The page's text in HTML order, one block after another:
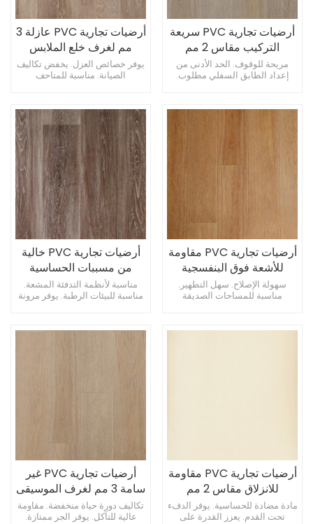
أرضيات تجارية PVC عازلة 3
مم لغرف خلع الملابس
يوفر خصائص العزل. يخفض تكاليف
الصيانة. مناسبة للمتاحف
أرضيات تجارية PVC سريعة
التركيب مقاس 2 مم
للحمامات
مريحة للوقوف. الحد الأدنى من
إعداد الطابق السفلي مطلوب.
أرضيات تجارية PVC خالية
من مسببات الحساسية
مقاس 3 مم لمختبرات
الكمبيوتر
مناسبة لأنظمة التدفئة المشعة.
مناسبة للبيئات الرطبة. يوفر مرونة
أرضيات تجارية PVC مقاومة
للأشعة فوق البنفسجية
بسمك 2 مم لغرف الفن
سهولة الإصلاح. سهل التطهير.
مناسبة للمساحات الصديقة
أرضيات تجارية PVC غير
سامة 3 مم لغرف الموسيقى
تكاليف دورة حياة منخفضة. مقاومة
عالية للتآكل. يوفر الجر ممتازة.
أرضيات تجارية PVC مقاومة
للانزلاق مقاس 2 مم
للمكاتب
مادة مضادة للحساسية. يوفر الدفء
تحت القدم. يعزز القدرة على